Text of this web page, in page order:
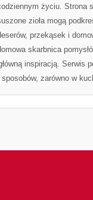
życiu. Strona
zioła mogą
przekąsek i
skarbnica
inspiracją. Serwis
zarówno w